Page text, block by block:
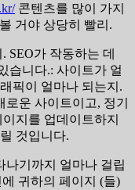
콘텐츠를 많이 가지
거야 상당히 빨리.
SEO가 작동하는 데
습니다.: 사이트가 얼
픽이 얼마나 되는지.
운 사이트이고, 정기
지를 업데이트하지
것입니다.
나기까지 얼마나 걸립
귀하의 페이지 (들)